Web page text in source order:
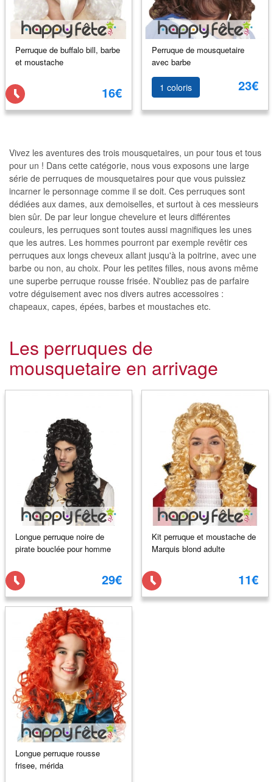
Perruque de buffalo bill, barbe
et moustache
16€
Perruque de mousquetaire
avec barbe
1 coloris 23€
Vivez les aventures des trois mousquetaires, un pour tous et tous
pour un ! Dans cette catégorie, nous vous exposons une large
série de perruques de mousquetaires pour que vous puissiez
incarner le personnage comme il se doit. Ces perruques sont
dédiées aux dames, aux demoiselles, et surtout à ces messieurs
bien sûr. De par leur longue chevelure et leurs différentes
couleurs, les perruques sont toutes aussi magnifiques les unes
que les autres. Les hommes pourront par exemple revêtir ces
perruques aux longs cheveux allant jusqu'à la poitrine, avec une
barbe ou non, au choix. Pour les petites filles, nous avons même
une superbe perruque rousse frisée. N'oubliez pas de parfaire
votre déguisement avec nos divers autres accessoires :
chapeaux, capes, épées, barbes et moustaches etc.
Les perruques de
mousquetaire en arrivage
Longue perruque noire de
pirate bouclée pour homme
29€
Kit perruque et moustache de
Marquis blond adulte
11€
Longue perruque rousse
frisee, mérida